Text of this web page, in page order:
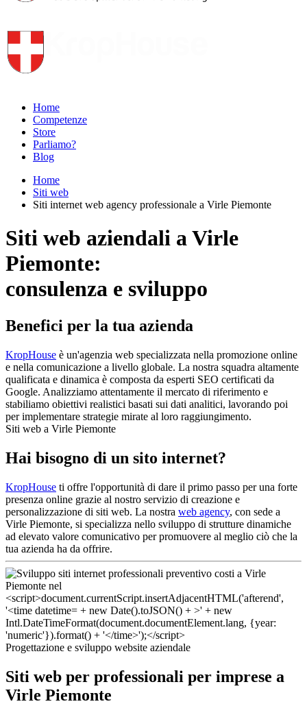
Home
Competenze
Store
Parliamo?
Blog
Home
Siti web
Siti internet web agency professionale a Virle Piemonte
Siti web aziendali a Virle
Piemonte:
consulenza e sviluppo
Benefici per la tua azienda
KropHouse è un'agenzia web specializzata nella promozione online
e nella comunicazione a livello globale. La nostra squadra altamente
qualificata e dinamica è composta da esperti SEO certificati da
Google. Analizziamo attentamente il mercato di riferimento e
stabiliamo obiettivi realistici basati sui dati analitici, lavorando poi
per implementare strategie mirate al loro raggiungimento.
Siti web a Virle Piemonte
Hai bisogno di un sito internet?
KropHouse ti offre l'opportunità di dare il primo passo per una forte
presenza online grazie al nostro servizio di creazione e
personalizzazione di siti web. La nostra web agency, con sede a
Virle Piemonte, si specializza nello sviluppo di strutture dinamiche
ad elevato valore comunicativo per promuovere al meglio ciò che la
tua azienda ha da offrire.
Progettazione e sviluppo website aziendale
Siti web per professionali per imprese a
Virle Piemonte